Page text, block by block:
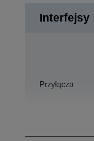
Interfejsy
Przyłącza